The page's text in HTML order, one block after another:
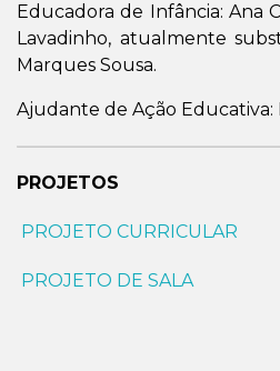
Educadora de Infância: Ana
Lavadinho, atualmente
Marques Sousa.
Ajudante de Ação Educativa:
PROJETOS
PROJETO CURRICULAR
PROJETO DE SALA